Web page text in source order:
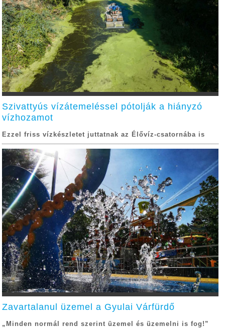
Szivattyús vízátemeléssel pótolják a hiányzó
vízhozamot
Ezzel friss vízkészletet juttatnak az Élővíz-csatornába is
Zavartalanul üzemel a Gyulai Várfürdő
„Minden normál rend szerint üzemel és üzemelni is fog!”